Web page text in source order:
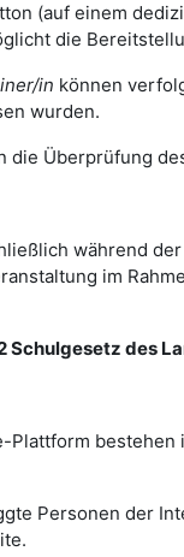
(auf einem
die
in können
wurden.
die Überprüfung
während
im
des
Personen der